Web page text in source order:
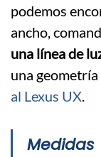
podemos
ancho,
una línea de
una
al Lexus UX.
Medidas